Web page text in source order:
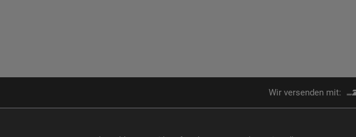
Wir versenden mit: